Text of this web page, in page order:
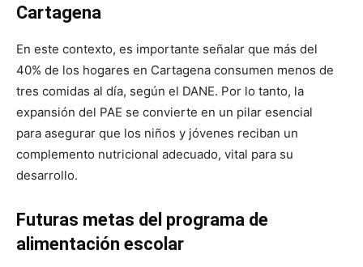
Cartagena
En este contexto, es importante señalar que más del
40% de los hogares en Cartagena consumen menos de
tres comidas al día, según el DANE. Por lo tanto, la
expansión del PAE se convierte en un pilar esencial
para asegurar que los niños y jóvenes reciban un
complemento nutricional adecuado, vital para su
desarrollo.
Futuras metas del programa de
alimentación escolar